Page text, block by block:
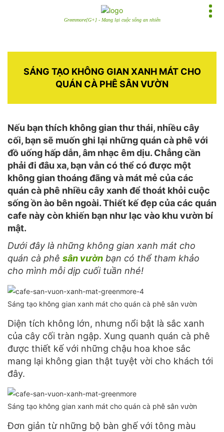
Greenmore[G+] - Mang lại cuộc sống an nhiên
SÁNG TẠO KHÔNG GIAN XANH MÁT CHO
QUÁN CÀ PHÊ SÂN VƯỜN
Nếu bạn thích không gian thư thái, nhiều cây
cối, bạn sẽ muốn ghi lại những quán cà phê với
đồ uống hấp dẫn, âm nhạc êm dịu. Chẳng cần
phải đi đâu xa, bạn vẫn có thể có được một
không gian thoáng đãng và mát mẻ của các
quán cà phê nhiều cây xanh để thoát khỏi cuộc
sống ồn ào bên ngoài. Thiết kế đẹp của các quán
cafe này còn khiến bạn như lạc vào khu vườn bí
mật.
Dưới đây là những không gian xanh mát cho
quán cà phê sân vườn bạn có thể tham khảo
cho mình mỗi dịp cuối tuần nhé!
Sáng tạo không gian xanh mát cho quán cà phê sân vườn
Diện tích không lớn, nhưng nổi bật là sắc xanh
của cây cối tràn ngập. Xung quanh quán cà phê
được thiết kế với những chậu hoa khoe sắc
mang lại không gian thật tuyệt vời cho khách tới
đây.
Sáng tạo không gian xanh mát cho quán cà phê sân vườn
Đơn giản từ những bộ bàn ghế với tông màu